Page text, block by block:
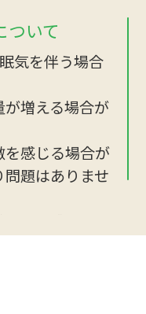
ついて
気を伴う場合
増える場合が
感じる場合が
題はありませ